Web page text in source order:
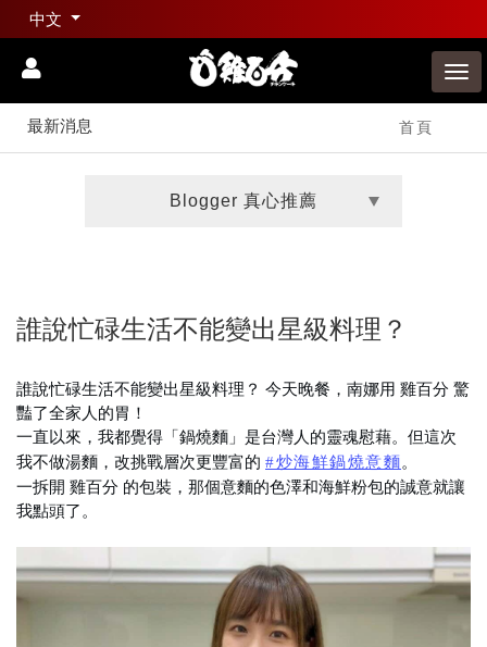
中文
最新消息 首頁
Blogger 真心推薦
誰說忙碌生活不能變出星級料理？
誰說忙碌生活不能變出星級料理？ 今天晚餐，南娜用 雞百分 驚
豔了全家人的胃！
一直以來，我都覺得「鍋燒麵」是台灣人的靈魂慰藉。但這次
我不做湯麵，改挑戰層次更豐富的 #炒海鮮鍋燒意麵。
一拆開 雞百分 的包裝，那個意麵的色澤和海鮮粉包的誠意就讓
我點頭了。